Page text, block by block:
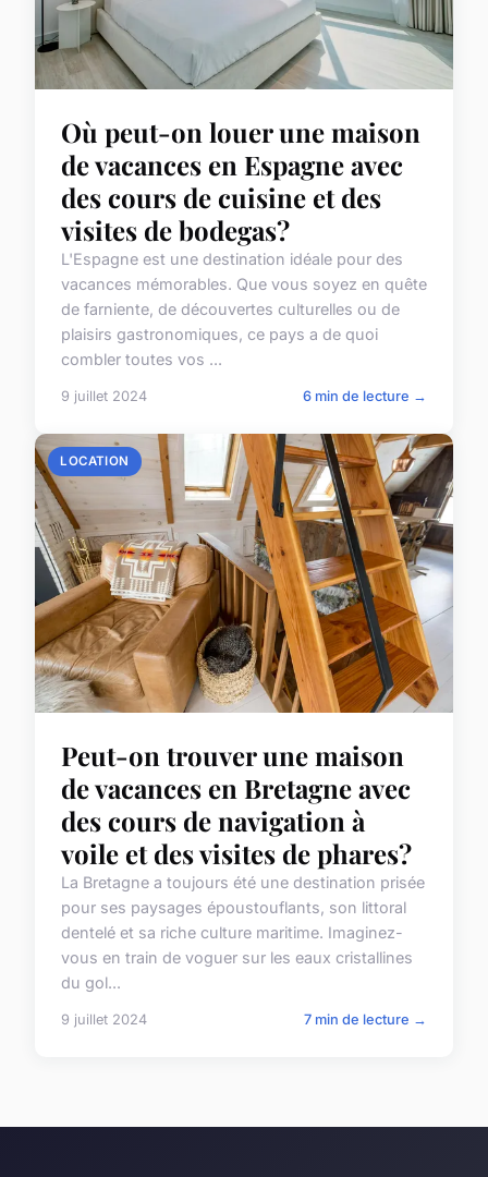
Où peut-on louer une maison
de vacances en Espagne avec
des cours de cuisine et des
visites de bodegas?
L'Espagne est une destination idéale pour des
vacances mémorables. Que vous soyez en quête
de farniente, de découvertes culturelles ou de
plaisirs gastronomiques, ce pays a de quoi
combler toutes vos ...
9 juillet 2024 6 min de lecture →
LOCATION
Peut-on trouver une maison
de vacances en Bretagne avec
des cours de navigation à
voile et des visites de phares?
La Bretagne a toujours été une destination prisée
pour ses paysages époustouflants, son littoral
dentelé et sa riche culture maritime. Imaginez-
vous en train de voguer sur les eaux cristallines
du gol...
9 juillet 2024 7 min de lecture →